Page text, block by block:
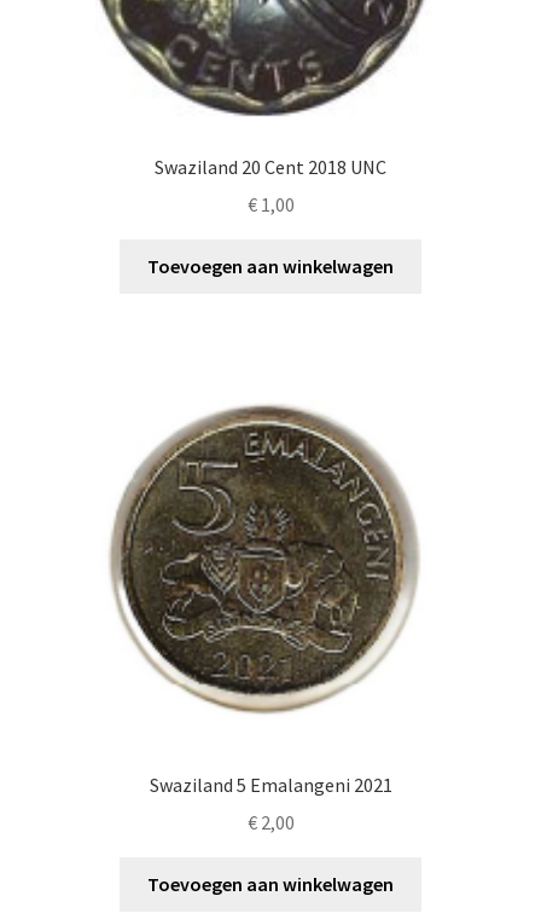
Swaziland 20 Cent 2018 UNC
€1,00
Toevoegen aan winkelwagen
Swaziland 5 Emalangeni 2021
€2,00
Toevoegen aan winkelwagen